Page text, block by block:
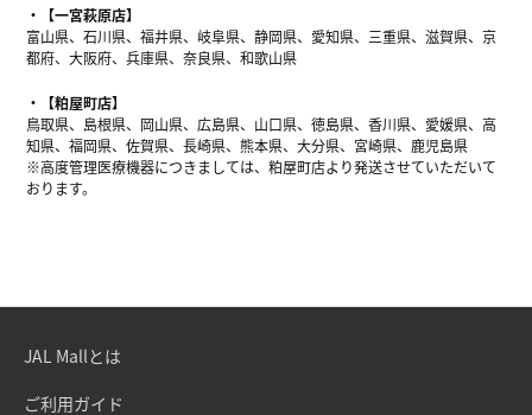
【一宮萩原店】
富山県、石川県、福井県、岐阜県、静岡県、愛知県、三重県、滋賀県、京
都府、大阪府、兵庫県、奈良県、和歌山県
【粕屋町店】
鳥取県、島根県、岡山県、広島県、山口県、徳島県、香川県、愛媛県、高
知県、福岡県、佐賀県、長崎県、熊本県、大分県、宮崎県、鹿児島県
※高度管理医療機器につきましては、粕屋町店より発送させていただいて
おります。
JAL Mallとは
ご利用ガイド